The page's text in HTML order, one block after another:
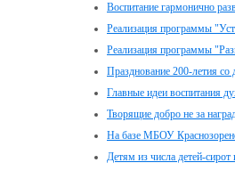
Воспитание гармонично
Реализация программы
Реализация программы
Празднование 200-летия
Главные идеи воспитания
Творящие добро не за
На базе МБОУ
Детям из числа детей-